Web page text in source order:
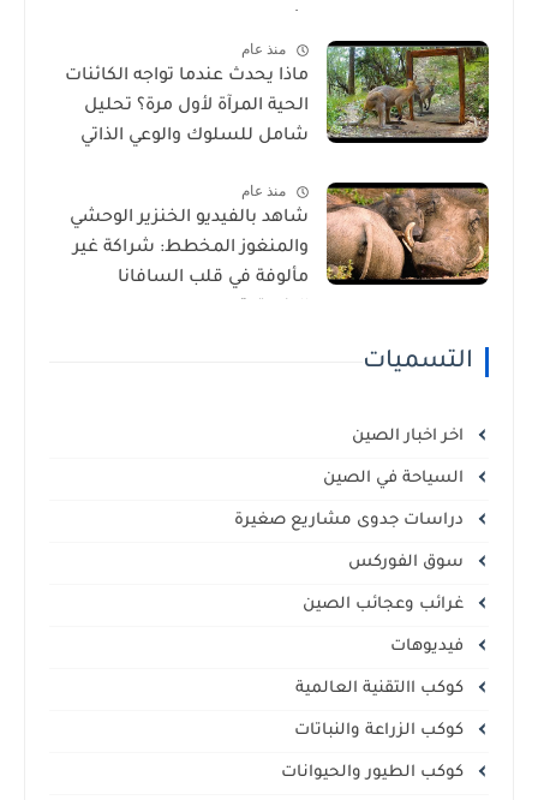
منذ عام
ماذا يحدث عندما تواجه الكائنات
الحية المرآة لأول مرة؟ تحليل
شامل للسلوك والوعي الذاتي
منذ عام
شاهد بالفيديو الخنزير الوحشي
والمنغوز المخطط: شراكة غير
مألوفة في قلب السافانا
التسميات
اخر اخبار الصين
السياحة في الصين
دراسات جدوى مشاريع صغيرة
سوق الفوركس
غرائب وعجائب الصين
فيديوهات
كوكب االتقنية العالمية
كوكب الزراعة والنباتات
كوكب الطيور والحيوانات